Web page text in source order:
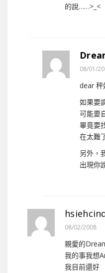
的說……>_<
08/01/
dear 秤
如果要
可能要
畢竟要
在太難
另外，
出現你
08/02/2008
親愛的
我的事我想
我目前還好